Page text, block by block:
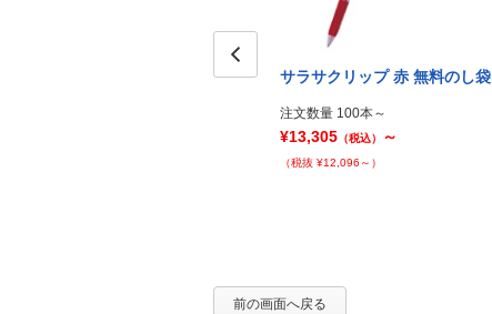
サラサクリップ 赤 無料のし袋
注文数量 100本～
¥13,305 （税込） ～
（税抜 ¥12,096～）
前の画面へ戻る